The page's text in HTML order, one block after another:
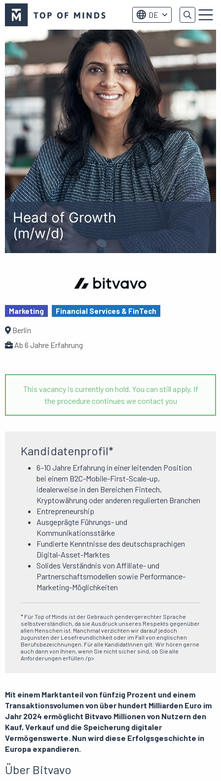
of
Minds
logo
DE Menu
Head of Growth
(m/w/d)
Marketing Financial Services & FinTech
Berlin
Ab 6 Jahre Erfahrung
This vacancy is currently on hold. You can still apply. If
the procedure continues we contact you
Kandidatenprofil*
6–10 Jahre Erfahrung in einer leitenden Position
bei einem B2C-Mobile-First-Scale-up,
idealerweise in den Bereichen Fintech,
Kryptowährung oder anderen regulierten Branchen
Entrepreneurship
Ausgeprägte Führungs- und
Kommunikationsstärke
Fundierte Kenntnisse des deutschsprachigen
Digital-Asset-Marktes
Solides Verständnis von Affiliate- und
Partnerschaftsmodellen sowie Performance-
Marketing-Möglichkeiten
* Für Top of Minds ist der Gebrauch gendergerechter Sprache
selbstverständlich, da sie Ausdruck unseres Respekts gegenüber
allen Menschen ist. Manchmal verzichten wir darauf jedoch
zugunsten der Lesefreundlichkeit oder im Fall von englischen
Berufsbezeichnungen. Für alle KandidatInnen gilt: Wir hören gerne
auch dann von Ihnen, wenn Sie nicht sicher sind, ob Sie alle
Anforderungen erfüllen./p>
Mit einem Marktanteil von fünfzig Prozent und einem
Transaktionsvolumen von über hundert Milliarden Euro im
Jahr 2024 ermöglicht Bitvavo Millionen von Nutzern den
Kauf, Verkauf und die Speicherung digitaler
Vermögenswerte. Nun wird diese Erfolgsgeschichte in
Europa expandieren.
Über Bitvavo